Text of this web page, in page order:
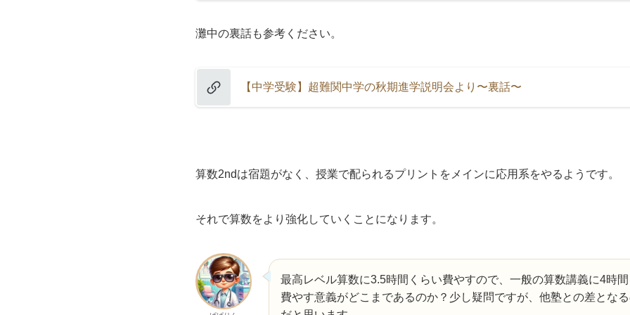
灘中の裏話も参考ください。
【中学受験】超難関中学の秋期進学説明会より〜裏話〜
算数2ndは宿題がなく、授業で配られるプリントをメインに応用系をやるようです。
それで算数をより強化していくことになります。
最高レベル算数に3.5時間くらい費やすので、一般の算数講義に4時
費やす意義がどこまであるのか？少し疑問ですが、他塾との差とな